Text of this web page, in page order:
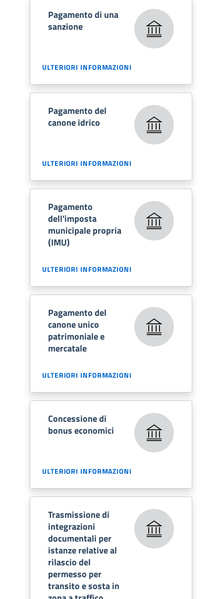
Pagamento di una
sanzione
ULTERIORI INFORMAZIONI
Pagamento del
canone idrico
ULTERIORI INFORMAZIONI
Pagamento
dell'imposta
municipale propria
(IMU)
ULTERIORI INFORMAZIONI
Pagamento del
canone unico
patrimoniale e
mercatale
ULTERIORI INFORMAZIONI
Concessione di
bonus economici
ULTERIORI INFORMAZIONI
Trasmissione di
integrazioni
documentali per
istanze relative al
rilascio del
permesso per
transito e sosta in